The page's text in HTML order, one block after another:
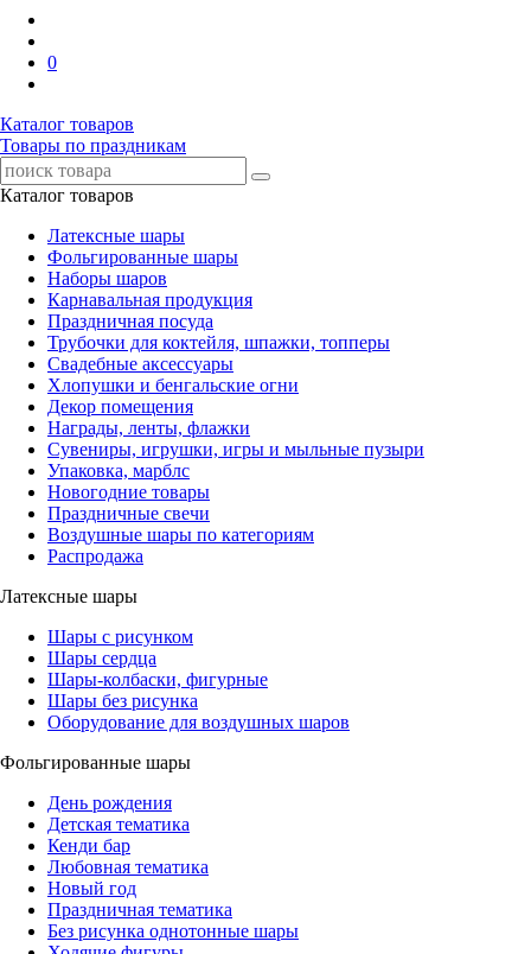
0
Каталог товаров
Товары по праздникам
Каталог товаров
Латексные шары
Фольгированные шары
Наборы шаров
Карнавальная продукция
Праздничная посуда
Трубочки для коктейля, шпажки, топперы
Свадебные аксессуары
Хлопушки и бенгальские огни
Декор помещения
Награды, ленты, флажки
Сувениры, игрушки, игры и мыльные пузыри
Упаковка, марблс
Новогодние товары
Праздничные свечи
Воздушные шары по категориям
Распродажа
Латексные шары
Шары с рисунком
Шары сердца
Шары-колбаски, фигурные
Шары без рисунка
Оборудование для воздушных шаров
Фольгированные шары
День рождения
Детская тематика
Кенди бар
Любовная тематика
Новый год
Праздничная тематика
Без рисунка однотонные шары